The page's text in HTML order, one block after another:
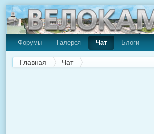
Форумы Галерея Чат Блоги
Главная Чат